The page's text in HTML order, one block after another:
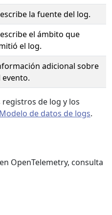
la fuente del log.
el ámbito que
el log.
adicional sobre
evento.
de log y los
Modelo de datos de logs.
OpenTelemetry, consulta